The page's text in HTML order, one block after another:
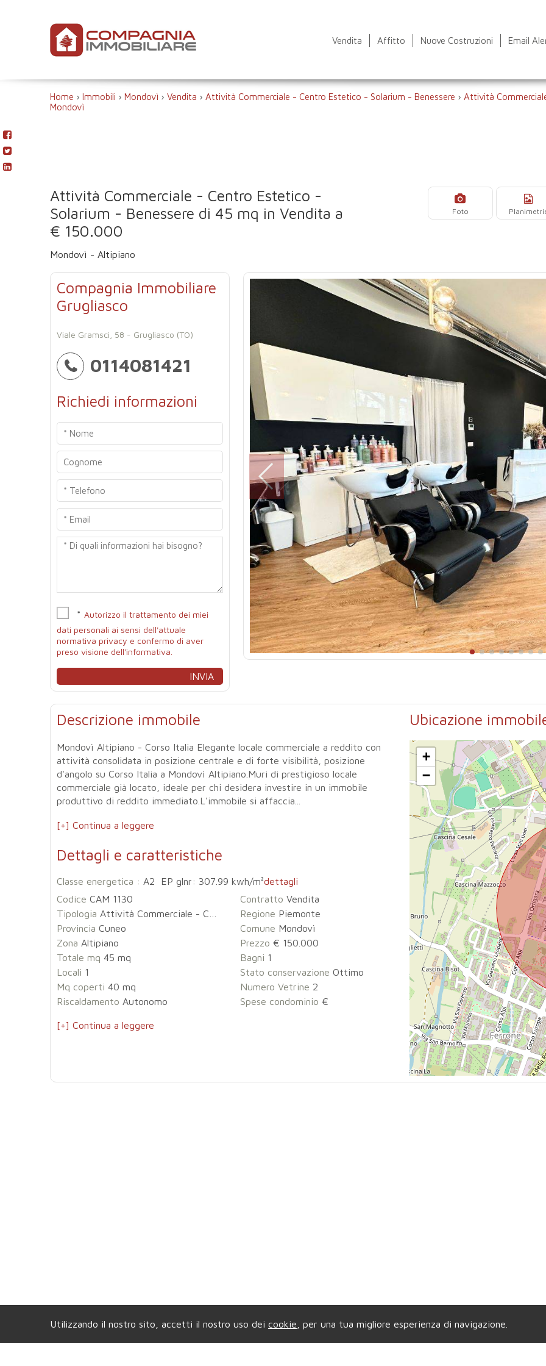
Vendita Affitto Nuove Costruzioni Email
Home › Immobili › Mondovì › Vendita › Attività Commerciale - Centro Estetico - Solarium - Benessere › Attività
Mondovì
Attività Commerciale - Centro Estetico -
Solarium - Benessere di 45 mq in Vendita a
€ 150.000
Mondovì - Altipiano
Foto
Compagnia Immobiliare
Grugliasco
Viale Gramsci, 58 - Grugliasco (TO)
0114081421
Richiedi informazioni
* Autorizzo il trattamento dei miei
dati personali ai sensi dell'attuale
normativa privacy e confermo di aver
preso visione dell'informativa.
Descrizione immobile
Mondovì Altipiano - Corso Italia Elegante locale commerciale a reddito con
attività consolidata in posizione centrale e di forte visibilità, posizione
d'angolo su Corso Italia a Mondovì Altipiano.Muri di prestigioso locale
commerciale già locato, ideale per chi desidera investire in un immobile
produttivo di reddito immediato.L'immobile si affaccia...
[+] Continua a leggere
Dettagli e caratteristiche
Classe energetica : A2 EP glnr: 307.99 kwh/m²dettagli
Codice CAM 1130 Contratto Vendita
Tipologia Attività Commerciale - Centro Estetico - Solarium - Benessere Regione Piemonte
Provincia Cuneo Comune Mondovì
Zona Altipiano Prezzo € 150.000
Totale mq 45 mq Bagni 1
Locali 1 Stato conservazione Ottimo
Mq coperti 40 mq Numero Vetrine 2
Riscaldamento Autonomo Spese condominio €
[+] Continua a leggere
Ubicazione
+
−
Utilizzando il nostro sito, accetti il nostro uso dei cookie , per una tua migliore esperienza di navigazione.